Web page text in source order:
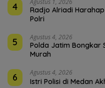
4 Agustus 1, 2026
Radjo Alriadi
Polri
5 Agustus 4, 2026
Polda Jatim Bongkar
Murah
6 Agustus 4, 2026
Istri Polisi di Medan